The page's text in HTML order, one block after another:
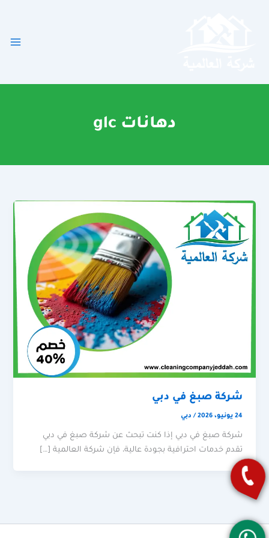
دهانات glc
شركة صبغ في دبي
24 يونيو، 2026 / دبي
شركة صبغ في دبي إذا كنت تبحث عن شركة صبغ في دبي
تقدم خدمات احترافية بجودة عالية، فإن شركة العالمية […]